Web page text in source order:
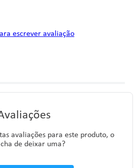
escrever avaliação
avaliações para este produto, o
de deixar uma?